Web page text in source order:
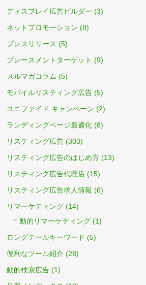
ディスプレイ広告ビルダー (3)
ネットプロモーション (8)
プレスリリース (5)
プレースメントターゲット (9)
メルマガコラム (5)
モバイルリスティング広告 (5)
ユニファイド キャンペーン (2)
ランディングページ最適化 (8)
リスティング広告 (303)
リスティング広告のはじめ方 (13)
リスティング広告代理店 (15)
リスティング広告求人情報 (6)
リマーケティング (14)
動的リマーケティング (1)
ロングテールキーワード (5)
便利なツール紹介 (28)
動的検索広告 (1)